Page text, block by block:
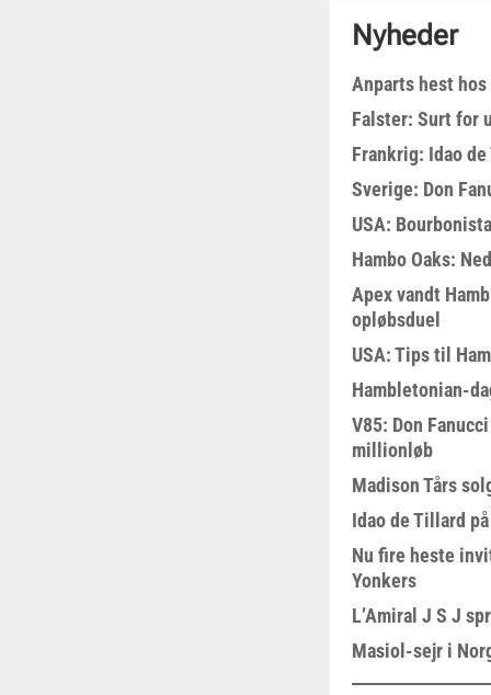
Nyheder
Anparts hest
Falster: Surt for
Frankrig: Idao
Sverige: Don
USA:
Hambo Oaks:
Apex vandt
opløbsduel
USA: Tips til
Hambletonian-
V85: Don
millionløb
Madison Tårs
Idao de Tillard
Nu fire heste
Yonkers
L’Amiral J S J
Masiol-sejr i